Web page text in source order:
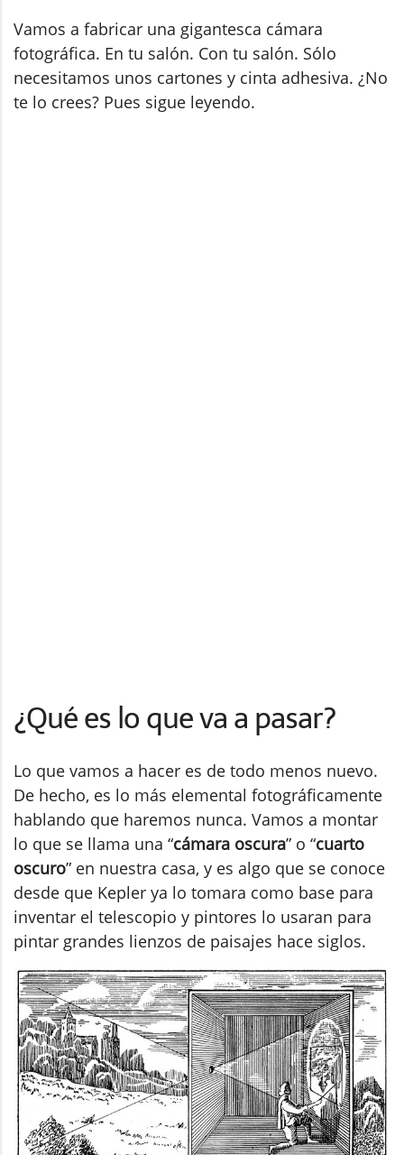
Vamos a fabricar una gigantesca cámara
fotográfica. En tu salón. Con tu salón. Sólo
necesitamos unos cartones y cinta adhesiva. ¿No
te lo crees? Pues sigue leyendo.
¿Qué es lo que va a pasar?
Lo que vamos a hacer es de todo menos nuevo.
De hecho, es lo más elemental fotográficamente
hablando que haremos nunca. Vamos a montar
lo que se llama una “cámara oscura” o “cuarto
oscuro” en nuestra casa, y es algo que se conoce
desde que Kepler ya lo tomara como base para
inventar el telescopio y pintores lo usaran para
pintar grandes lienzos de paisajes hace siglos.